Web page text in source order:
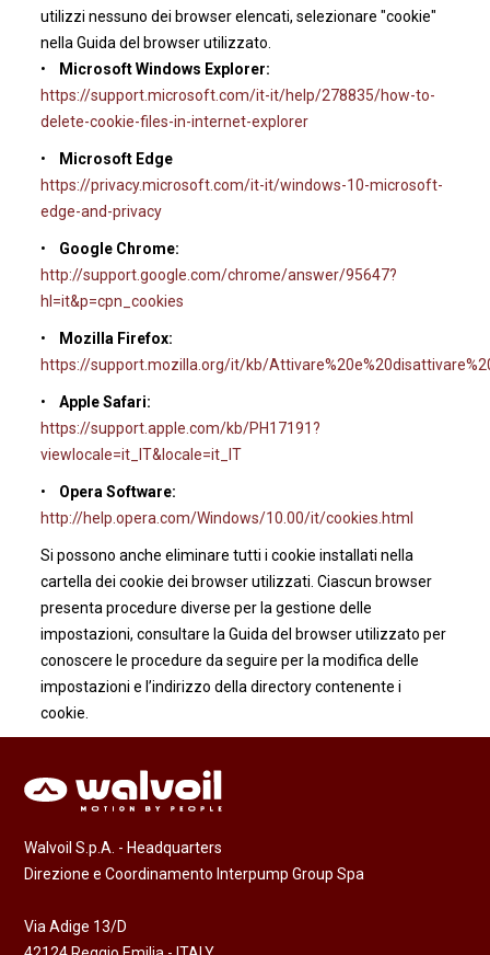
utilizzi nessuno dei browser elencati, selezionare "cookie"
nella Guida del browser utilizzato.
•
Microsoft Windows Explorer:
https://support.microsoft.com/it-it/help/278835/how-to-
delete-cookie-files-in-internet-explorer
•
Microsoft Edge
https://privacy.microsoft.com/it-it/windows-10-microsoft-
edge-and-privacy
• Google Chrome:
http://support.google.com/chrome/answer/95647?
hl=it&p=cpn_cookies
•
Mozilla Firefox:
https://support.mozilla.org/it/kb/
•Apple Safari:
https://support.apple.com/kb/PH17191?
viewlocale=it_IT&locale=it_IT
• Opera Software:
http://help.opera.com/Windows/10.00/it/cookies.html
Si possono anche eliminare tutti i cookie installati nella
cartella dei cookie dei browser utilizzati. Ciascun browser
presenta procedure diverse per la gestione delle
impostazioni, consultare la Guida del browser utilizzato per
conoscere le procedure da seguire per la modifica delle
impostazioni e l’indirizzo della directory contenente i
cookie.
Walvoil S.p.A. - Headquarters
Direzione e Coordinamento Interpump Group Spa
Via Adige 13/D